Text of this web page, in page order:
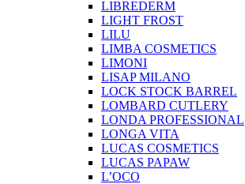
LIBREDERM
LIGHT FROST
LILU
LIMBA COSMETICS
LIMONI
LISAP MILANO
LOCK STOCK BARREL
LOMBARD CUTLERY
LONDA PROFESSIONAL
LONGA VITA
LUCAS COSMETICS
LUCAS PAPAW
L’OCO